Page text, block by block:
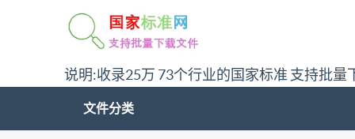
说明:收录25万 73个行业的国家标准 支持批量
文件分类